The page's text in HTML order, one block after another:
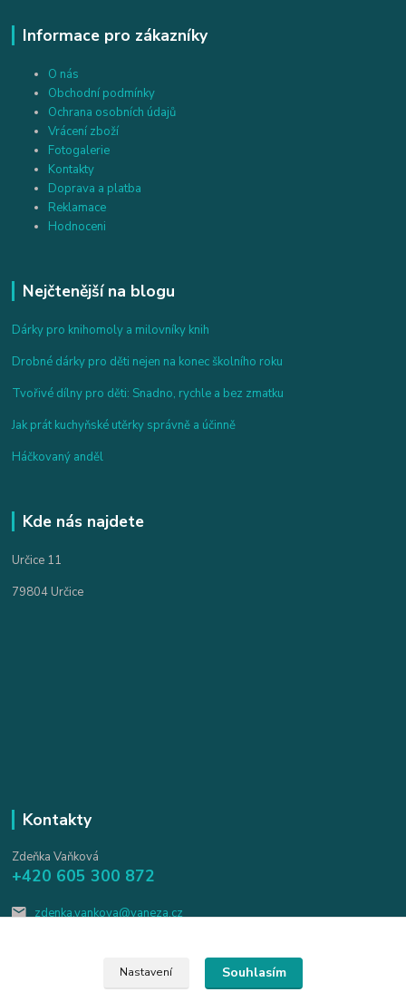
Informace pro zákazníky
O nás
Obchodní podmínky
Ochrana osobních údajů
Vrácení zboží
Fotogalerie
Kontakty
Doprava a platba
Reklamace
Hodnoceni
Nejčtenější na blogu
Dárky pro knihomoly a milovníky knih
Drobné dárky pro děti nejen na konec školního roku
Tvořivé dílny pro děti: Snadno, rychle a bez zmatku
Jak prát kuchyňské utěrky správně a účinně
Háčkovaný anděl
Kde nás najdete
Určice 11
79804 Určice
Kontakty
Zdeňka Vaňková
+420 605 300 872
zdenka.vankova@vaneza.cz
Nastavení Souhlasím